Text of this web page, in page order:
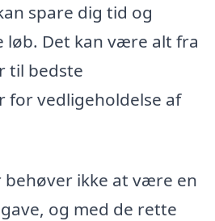
spare dig tid og
løb. Det kan være alt fra
til bedste
for vedligeholdelse af
ikke at være en
og med de rette